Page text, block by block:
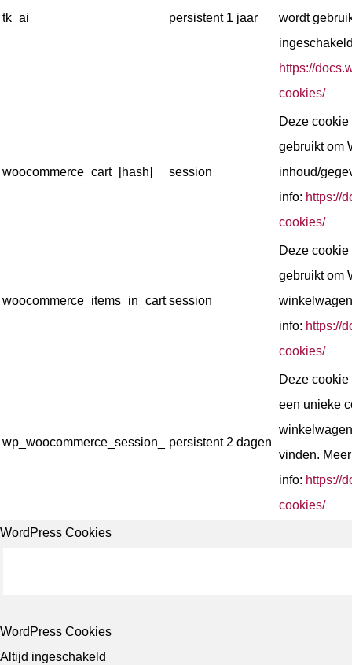
tk_ai persistent 1 jaar
wordt
https://
cookies/
woocommerce_cart_[hash] session
Deze
gebruikt om
inhoud/
info: https://
cookies/
woocommerce_items_in_cart session
Deze
gebruikt om
info: https://
cookies/
wp_woocommerce_session_ persistent 2 dagen
Deze
een unieke
vinden. Meer
info: https://
cookies/
WordPress Cookies
WordPress Cookies
Altijd ingeschakeld